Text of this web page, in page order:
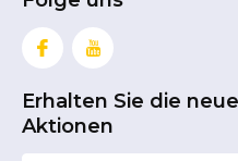
Erhalten Sie die
Aktionen